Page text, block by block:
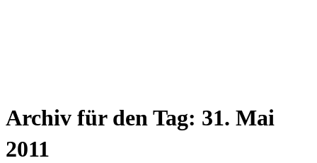
Archiv für den Tag: 31. Mai
2011